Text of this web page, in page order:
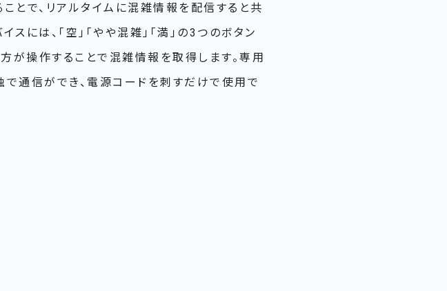
とで、リアルタイムに混雑情報を配信すると共
には、「空」「やや混雑」「満」の3つのボタン
が操作することで混雑情報を取得します。専用
通信ができ、電源コードを刺すだけで使用で